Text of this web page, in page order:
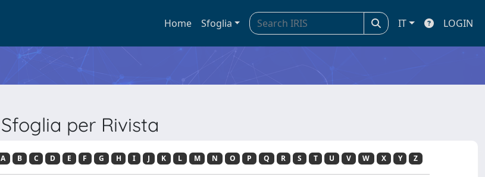
Home Sfoglia IT LOGIN
Sfoglia per Rivista
A B C D E F G H I J K L M N O P Q R S T U V W X Y Z